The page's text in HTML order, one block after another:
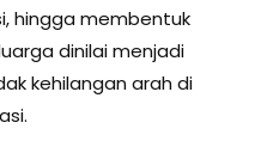
hingga membentuk
dinilai menjadi
kehilangan arah di